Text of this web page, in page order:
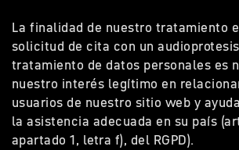
La finalidad de nuestro tratamiento
solicitud de cita con un
tratamiento de datos personales es
nuestro interés legítimo en
usuarios de nuestro sitio web y
la asistencia adecuada en su país
apartado 1, letra f), del RGPD).